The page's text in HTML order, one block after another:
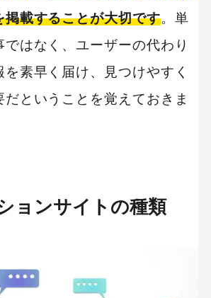
掲載することが大切です。単
はなく、ユーザーの代わり
素早く届け、見つけやすく
ということを覚えておきま
ョンサイトの種類